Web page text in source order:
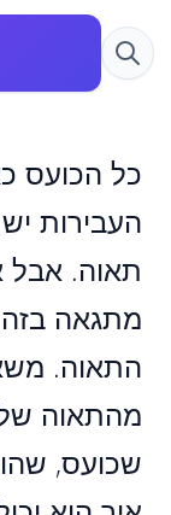
כל הכועס
העבירות
תאוה. אבל
מתגאה
התאוה.
מהתאוה
שכועס,